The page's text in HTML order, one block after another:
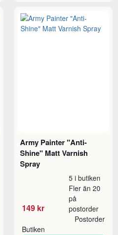
Army Painter "Anti-
Shine" Matt Varnish
Spray
149 kr
5 i butiken
Fler än 20
på
postorder
Butiken
Postorder